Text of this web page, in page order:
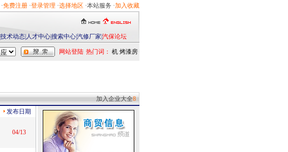
·免费注册 ·登录管理 ·选择地区 ·本站服务 ·加入收藏
技术动态| 人才中心|搜索中心|汽修厂家 汽保论坛
网站登陆 热门词：举升机 烤漆房 扒胎机
加入企业大全8
发布日期
04/13